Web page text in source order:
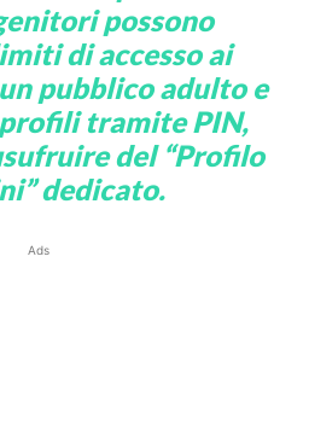
possono
di accesso ai
pubblico adulto e
tramite PIN,
del “Profilo
dedicato.
Ads